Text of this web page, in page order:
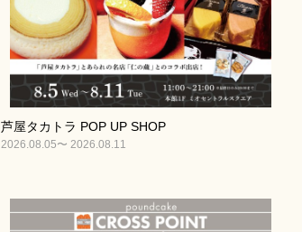
芦屋タカトラ POP UP SHOP
2026.08.05〜 2026.08.11